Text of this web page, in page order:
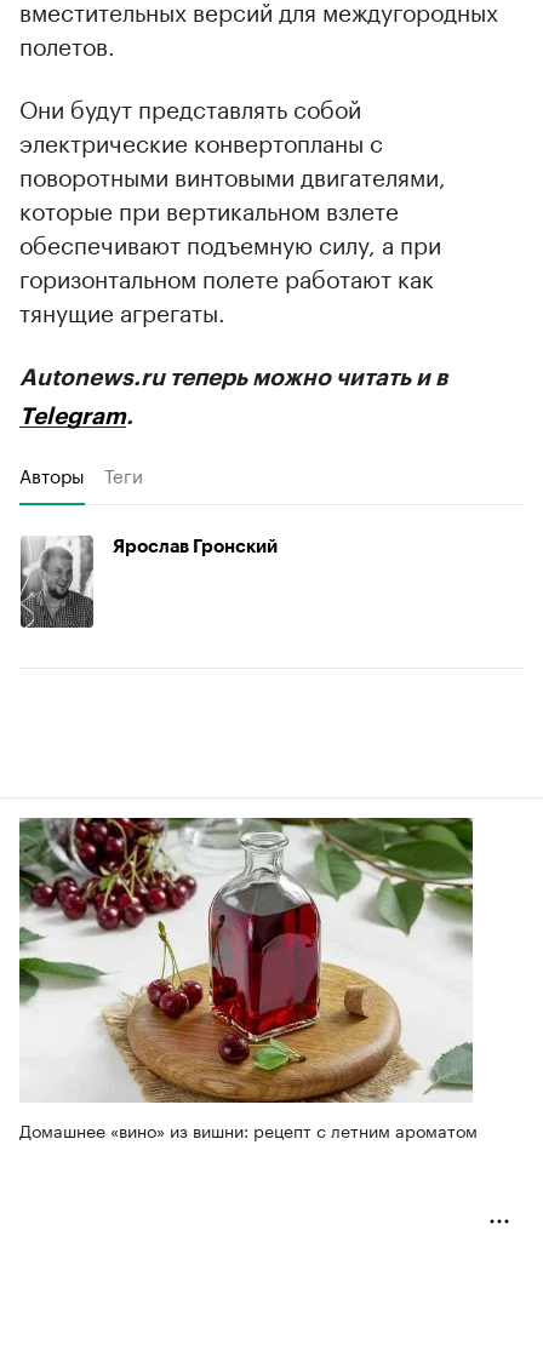
вместительных версий для междугородных
полетов.
Они будут представлять собой
электрические конвертопланы с
поворотными винтовыми двигателями,
которые при вертикальном взлете
обеспечивают подъемную силу, а при
горизонтальном полете работают как
тянущие агрегаты.
Autonews.ru теперь можно читать и в
Telegram.
Авторы Теги
Ярослав Гронский
Домашнее «вино» из вишни: рецепт с летним ароматом